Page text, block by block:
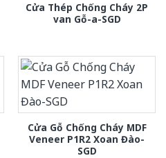
Cửa Thép Chống Cháy 2P
van Gỗ-a-SGD
Cửa Gỗ Chống Cháy MDF
Veneer P1R2 Xoan Đào-
SGD